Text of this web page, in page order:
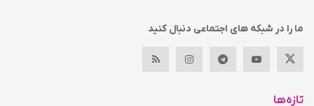
ما را در شبکه های اجتماعی دنبال کنید
تازه‌ها